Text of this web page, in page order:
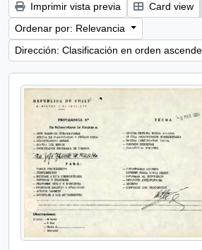
Imprimir vista previa Card view
Ordenar por: Relevancia
Dirección: Clasificación en orden